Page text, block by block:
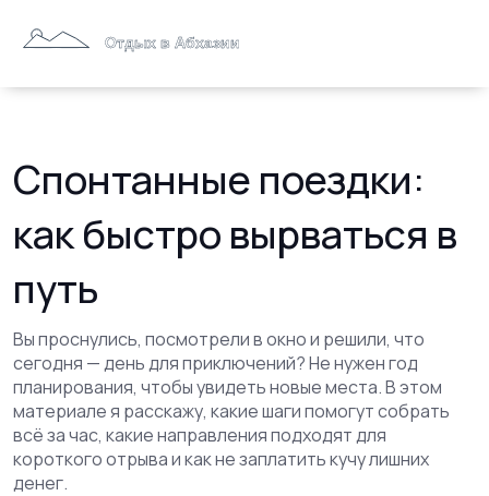
Спонтанные поездки:
как быстро вырваться в
путь
Вы проснулись, посмотрели в окно и решили, что
сегодня — день для приключений? Не нужен год
планирования, чтобы увидеть новые места. В этом
материале я расскажу, какие шаги помогут собрать
всё за час, какие направления подходят для
короткого отрыва и как не заплатить кучу лишних
денег.